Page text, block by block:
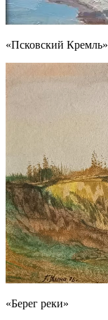
«Псковский Кремль»
«Берег реки»